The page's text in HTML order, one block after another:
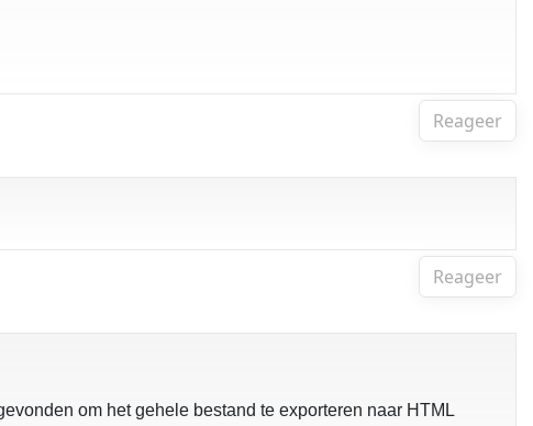
Reageer
Reageer
om het gehele bestand te exporteren naar HTML